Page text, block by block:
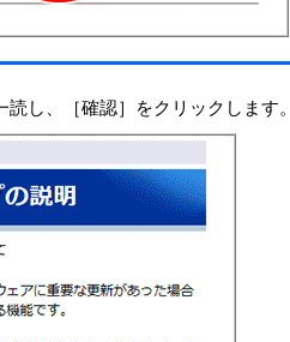
し、［確認］をクリックします。